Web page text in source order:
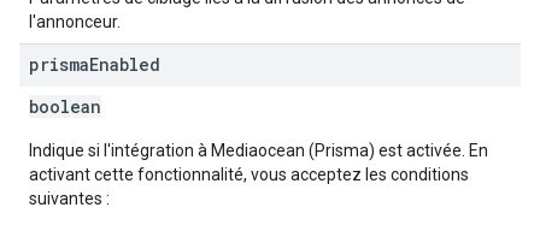
l'annonceur.
prismaEnabled
boolean
Indique si l'intégration à Mediaocean (Prisma) est activée. En
activant cette fonctionnalité, vous acceptez les conditions
suivantes :